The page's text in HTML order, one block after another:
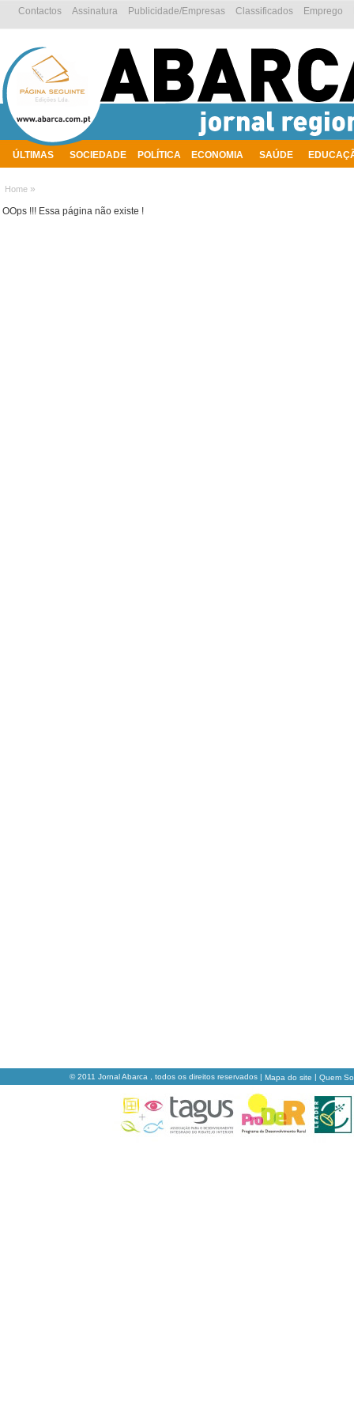
ÚLTIMAS SOCIEDADE POLÍTICA ECONOMIA SAÚDE
Emprego
Classificados
Publicidade/Empresas
Assinatura
Contactos
Home »
OOps !!! Essa página não existe !
© 2011 Jornal Abarca , todos os direitos reservados | Mapa do site | Quem